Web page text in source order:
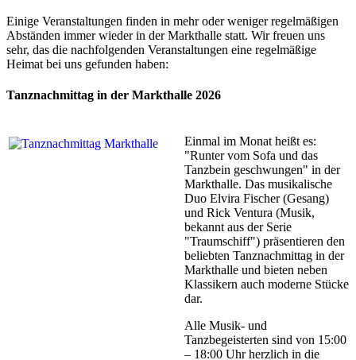
Einige Veranstaltungen finden in mehr oder weniger regelmäßigen
Abständen immer wieder in der Markthalle statt. Wir freuen uns
sehr, das die nachfolgenden Veranstaltungen eine regelmäßige
Heimat bei uns gefunden haben:
Tanznachmittag in der Markthalle 2026
Einmal im Monat heißt es:
"Runter vom Sofa und das
Tanzbein geschwungen" in der
Markthalle. Das musikalische
Duo Elvira Fischer (Gesang)
und Rick Ventura (Musik,
bekannt aus der Serie
"Traumschiff") präsentieren den
beliebten Tanznachmittag in der
Markthalle und bieten neben
Klassikern auch moderne Stücke
dar.
Alle Musik- und
Tanzbegeisterten sind von 15:00
– 18:00 Uhr herzlich in die